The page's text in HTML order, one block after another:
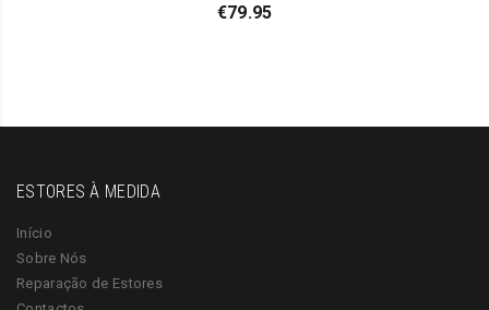
€79.95
ESTORES À MEDIDA
Início
Sobre Nós
Reparação de Estores